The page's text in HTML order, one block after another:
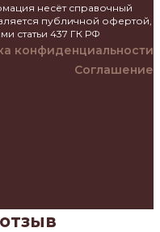
несёт справочный
публичной офертой,
статьи 437 ГК РФ
конфиденциальности
Соглашение